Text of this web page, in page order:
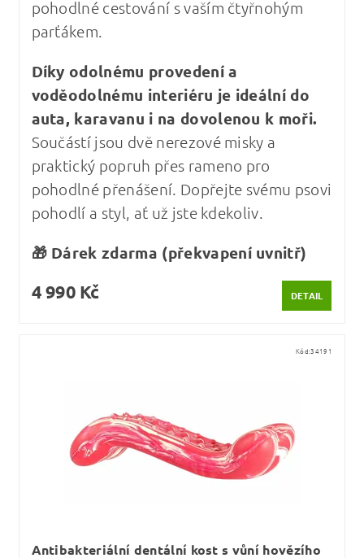
pohodlné cestování s vaším čtyřnohým
parťákem.
Díky odolnému provedení a
voděodolnému interiéru je ideální do
auta, karavanu i na dovolenou k moři.
Součástí jsou dvě nerezové misky a
praktický popruh přes rameno pro
pohodlné přenášení. Dopřejte svému psovi
pohodlí a styl, ať už jste kdekoliv.
🎁 Dárek zdarma (překvapení uvnitř)
4 990 Kč DETAIL
Kód:34191
Antibakteriální dentální kost s vůní hovězího